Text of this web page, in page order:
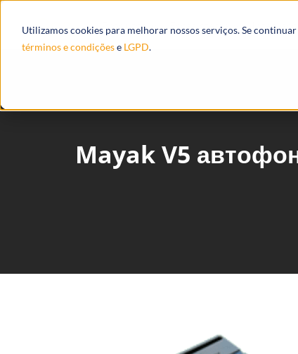
Utilizamos cookies para melhorar nossos serviços. Se
términos e condiçõese LGPD.
Produtos Ecossistema
Mayak V5